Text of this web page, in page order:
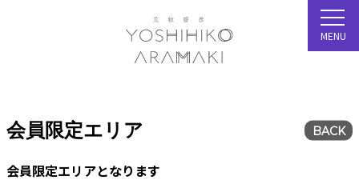
MENU
会員限定エリア BACK
会員限定エリアとなります